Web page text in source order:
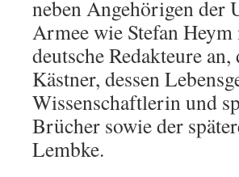
neben Angehörigen der
Armee wie Stefan Heym
deutsche Redakteure
Kästner, dessen
Wissenschaftlerin und
Brücher sowie der
Lembke.